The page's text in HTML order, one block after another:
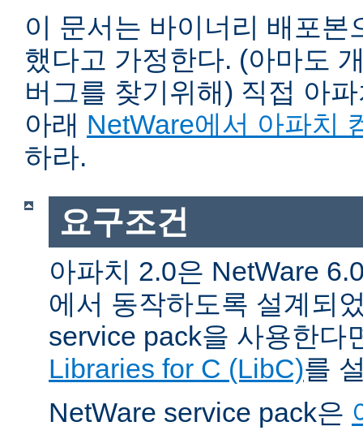
이 문서는 바이너리 배포본
했다고 가정한다. (아마도
버그를 찾기위해) 직접 아
아래 NetWare에서 아파치
하라.
요구조건
아파치 2.0은 NetWare
에서 동작하도록 설계되
service pack을 사용한다
Libraries for C (LibC)를
NetWare service pack은